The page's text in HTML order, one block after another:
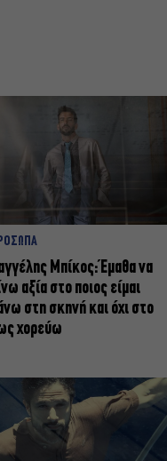
Μπίκος: Έμαθα να
αξία στο ποιος είμαι
στη σκηνή και όχι στο
χορεύω